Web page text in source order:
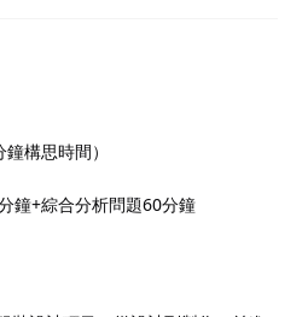
構思時間）
鐘+綜合分析問題60分鐘